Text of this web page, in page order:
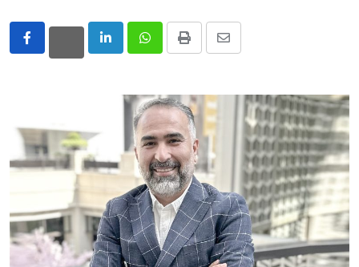
LinkedInWhatsappPrint
Share
Email